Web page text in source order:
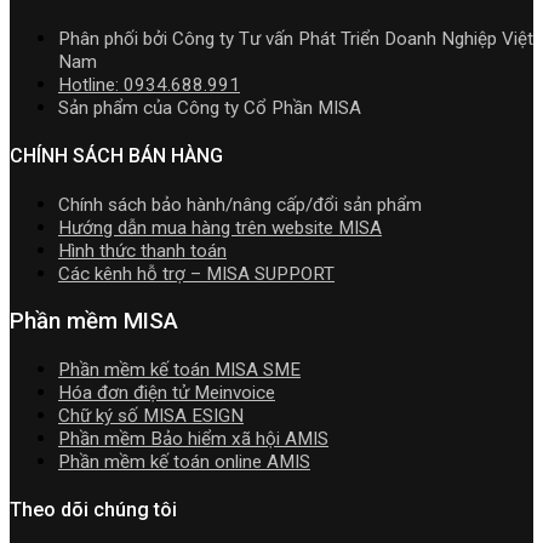
Download
nghiệp
nhất
mới
2026
R2
cập
5.5.2
Phân phối bởi Công ty Tư vấn Phát Triển Doanh Nghiệp Việt
Nam
Hotline: 0934.688.991
Sản phẩm của Công ty Cổ Phần MISA
CHÍNH SÁCH BÁN HÀNG
Chính sách bảo hành/nâng cấp/đổi sản phẩm
Hướng dẫn mua hàng trên website MISA
Hình thức thanh toán
Các kênh hỗ trợ – MISA SUPPORT
Phần mềm MISA
Phần mềm kế toán MISA SME
Hóa đơn điện tử Meinvoice
Chữ ký số MISA ESIGN
Phần mềm Bảo hiểm xã hội AMIS
Phần mềm kế toán online AMIS
Theo dõi chúng tôi